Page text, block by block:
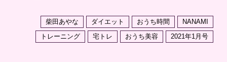
柴田あやな ダイエット おうち時間
NANAMI
トレーニング
宅トレ おうち美容 2021年1月号